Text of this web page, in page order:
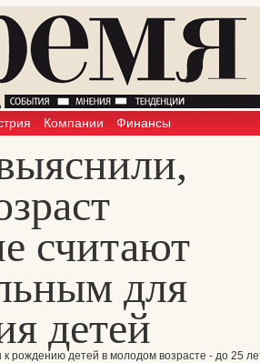
Компании Финансы
считают
для
детей
рождению детей в молодом возрасте - до 25